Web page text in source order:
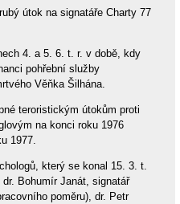
útok na signatáře Charty 77
4. a 5. 6. t. r. v době, kdy
pohřební služby
Věňka Šilhána.
teroristickým útokům proti
na konci roku 1976
1977.
který se konal 15. 3. t.
Bohumír Janát, signatář
poměru), dr. Petr